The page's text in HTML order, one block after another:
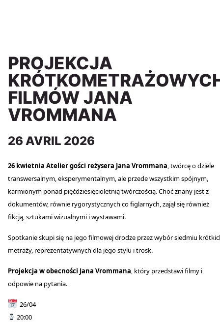
PROJEKCJA
FILMÓW JANA
VROMMANA
26 AVRIL 2026
26 kwietnia Atelier gości reżysera Jana Vrommana, twórcę o dziele
transwersalnym, eksperymentalnym, ale przede wszystkim spójnym,
karmionym ponad pięćdziesięcioletnią twórczością. Choć znany jest z
dokumentów, równie rygorystycznych co figlarnych, zajął się również
fikcją, sztukami wizualnymi i wystawami.
Spotkanie skupi się na jego filmowej drodze przez wybór siedmiu
metraży, reprezentatywnych dla jego stylu i trosk.
Projekcja w obecności Jana Vrommana, który przedstawi filmy i
odpowie na pytania.
26/04
20:00